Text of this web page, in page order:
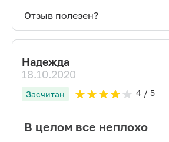
Отзыв полезен?
Надежда
18.10.2020
Засчитан 4 / 5
В целом все неплохо